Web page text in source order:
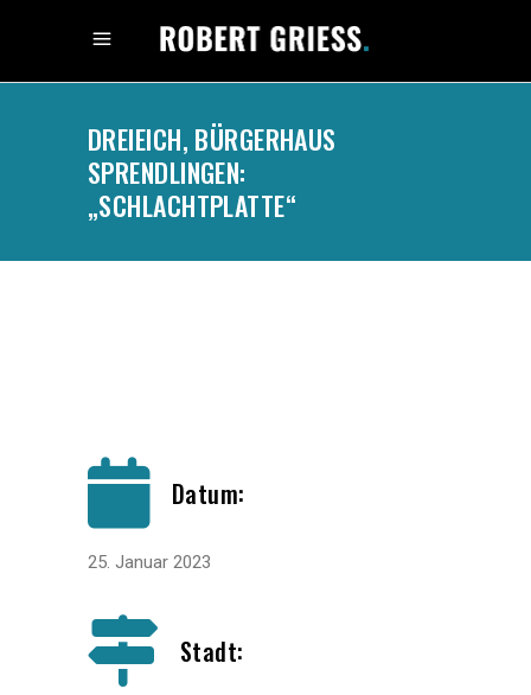
DREIEICH, BÜRGERHAUS
SPRENDLINGEN:
„SCHLACHTPLATTE“
Datum:
25. Januar 2023
Stadt: